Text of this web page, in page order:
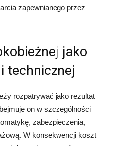
zapewnianego przez
jako
technicznej
rozpatrywać jako rezultat
on w szczególności
zabezpieczenia,
W konsekwencji koszt